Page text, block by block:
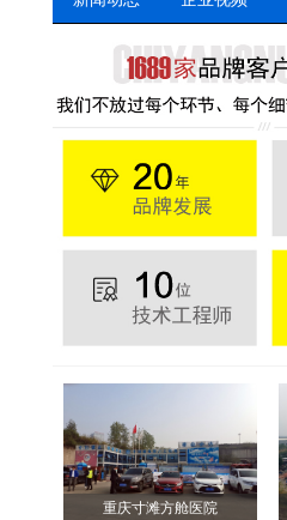
重庆寸滩方舱医院